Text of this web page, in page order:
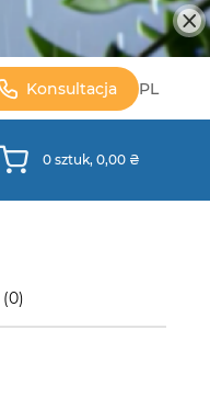
Konsultacja PL
0 sztuk, 0,00 ₴
(0)